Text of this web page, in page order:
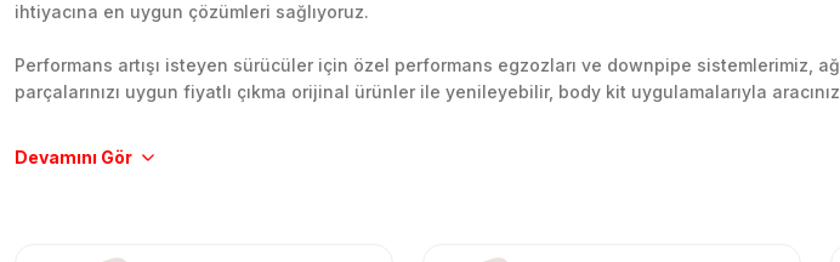
ihtiyacına en uygun çözümleri sağlıyoruz.
Performans artışı isteyen sürücüler için özel performans egzozları ve downpipe sistemlerimiz,
parçalarınızı uygun fiyatlı çıkma orijinal ürünler ile yenileyebilir, body kit uygulamalarıyla
Tüm ürünlerimiz orijinal, dayanıklı ve uzun ömürlüdür. İstanbul’daki montaj merkezimizde